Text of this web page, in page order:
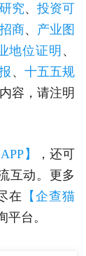
究、投资可
商、 产业图
地位证明 、
、 十五五规
容，请注明
】
，还可
互动。更多
在
【企查猫
平台。